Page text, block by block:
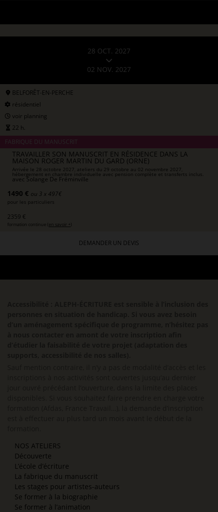
28 OCT. 2027
02 NOV. 2027
BELFORÊT-EN-PERCHE
résidentiel
voir planning
22 h.
FABRIQUE DU MANUSCRIT
TRAVAILLER SON MANUSCRIT EN RÉSIDENCE DANS LA
MAISON ROGER MARTIN DU GARD (ORNE)
Arrivée le 28 octobre 2027, ateliers du 29 octobre au 02 novembre 2027,
hébergement en chambre individuelle avec pension complète et transferts inclus.
avecSolange De Fréminville
1490 € ou 3 x 497€
pour les particuliers
2359 €
formation continue ( en savoir + )
DEMANDER UN DEVIS
NOS ATELIERS
Découverte
L’école d’écriture
La fabrique du manuscrit
Les stages pour artistes-auteurs
Se former à la biographie
Se former à l’animation